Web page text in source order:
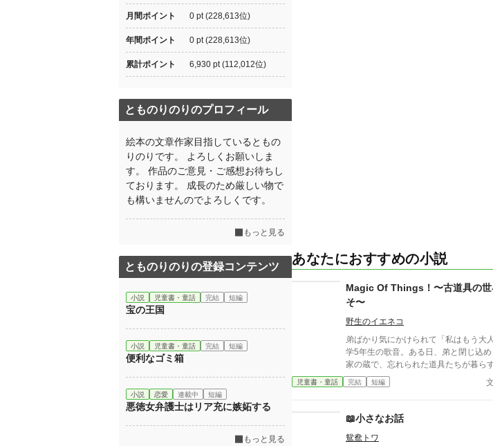
あなたにおすすめの小説
Magic Of Things！〜古道具の世
そ〜
野生のイエネコ
弟ばかり気にかけられて「私はもう大
学5年生の歌音。ある日、弟と閉じ込
家の蔵で、忘れられた道具たちが暮ら
迷い込む。壊れた道具を直す「道具の
していた祖父の後継として、金継ぎや
ていた本当の気持ちが見えてくる——。
児童書・童話 完結 短編
📖小さなお話
鴛鴦トワ
月間ポイント 0 pt (228,613位)
年間ポイント 0 pt (228,613位)
累計ポイント 6,930 pt (112,012位)
とものりのりのプロフィール
絵本の文章作家目指しているともの
りのりです。 よろしくお願いしま
す。 作品のご意見・ご感想お待ちし
ております。 成長のため厳しい物で
も構いませんのでよろしくです。
もっと見る
とものりのりの登録コンテンツ
小説 児童書・童話 完結 短編
宝の王国
小説 児童書・童話 完結 短編
便利なゴミ箱
小説 恋愛 連載中 短編
悪徳女弁護士はリア充に嫉妬する
もっと見る